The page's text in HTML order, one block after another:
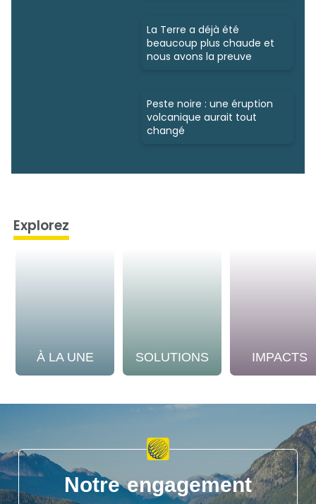
La Terre a déjà été
beaucoup plus chaude et
nous avons la preuve
Peste noire : une éruption
volcanique aurait tout
changé
Explorez
À LA UNE SOLUTIONS IMPACTS
Notre engagement